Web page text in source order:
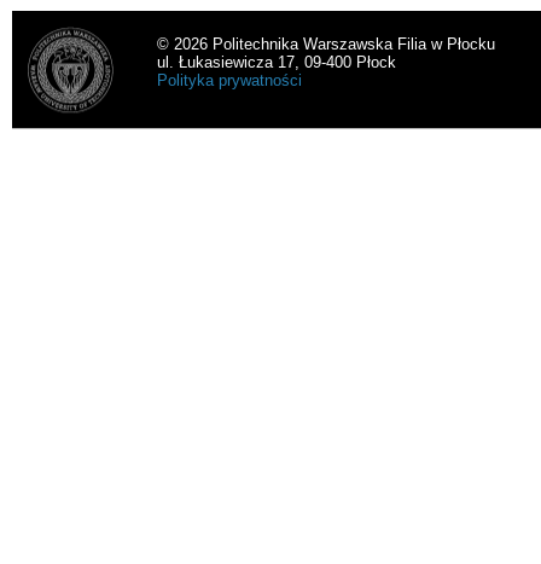
© 2026 Politechnika Warszawska Filia w Płocku
ul. Łukasiewicza 17, 09-400 Płock
Polityka prywatności